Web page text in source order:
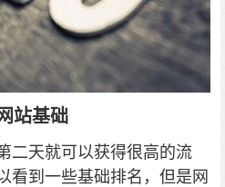
站基础
二天就可以获得很高的流
看到一些基础排名，但是网